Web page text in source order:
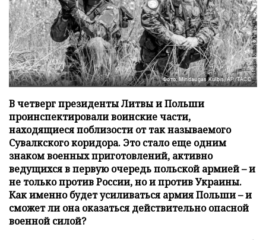
Фото: Mindaugas Kulbis/AP/ТАСС
В четверг президенты Литвы и Польши
проинспектировали воинские части,
находящиеся поблизости от так называемого
Сувалкского коридора. Это стало еще одним
знаком военных приготовлений, активно
ведущихся в первую очередь польской армией – и
не только против России, но и против Украины.
Как именно будет усиливаться армия Польши – и
сможет ли она оказаться действительно опасной
военной силой?